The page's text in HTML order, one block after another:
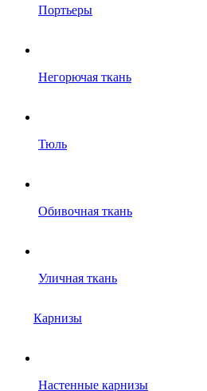
Портьеры
Негорючая ткань
Тюль
Обивочная ткань
Уличная ткань
Карнизы
Настенные карнизы